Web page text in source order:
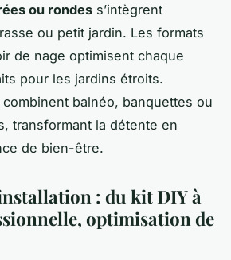
ou rondes s’intègrent
ou petit jardin. Les formats
de nage optimisent chaque
pour les jardins étroits.
balnéo, banquettes ou
transformant la détente en
de bien-être.
: du kit DIY à
optimisation de